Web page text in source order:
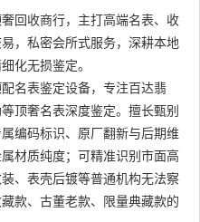
回收商行，主打高端名表、收
，私密会所式服务，深耕本地
化无损鉴定。
名表鉴定设备，专注百达翡
顶奢名表深度鉴定。擅长甄别
编码标识、原厂翻新与后期维
材质纯度；可精准识别市面高
、表壳后镀等普通机构无法察
款、古董老款、限量典藏款的